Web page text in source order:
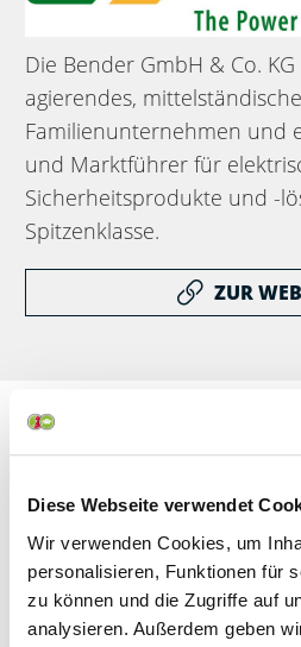
Diese Webseite verwendet
Wir verwenden Cookies, um
personalisieren, Funktionen für
zu können und die Zugriffe auf
analysieren. Außerdem geben
Die Bender GmbH & Co.
agierendes,
Familienunternehmen und
und Marktführer für
Sicherheitsprodukte und -
Spitzenklasse.
ZUR
Seit der Gründung im Jahr